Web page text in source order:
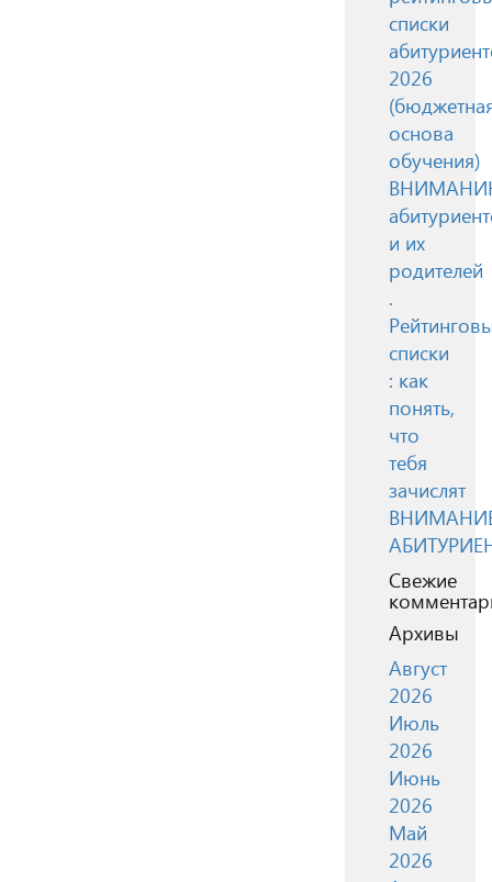
списки
2026
основа
обучения)
и их
родителей
.
списки
: как
понять,
что
тебя
зачислят
Свежие
Архивы
Август
2026
Июль
2026
Июнь
2026
Май
2026